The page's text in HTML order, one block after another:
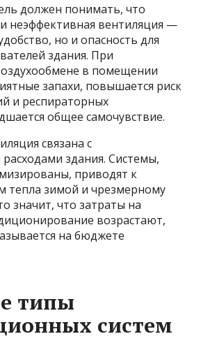
должен понимать, что
неэффективная вентиляция —
но и опасность для
здания. При
в помещении
запахи, повышается риск
и респираторных
общее самочувствие.
связана с
здания. Системы,
приводят к
тепла зимой и чрезмерному
значит, что затраты на
возрастают,
на бюджете
типы
систем